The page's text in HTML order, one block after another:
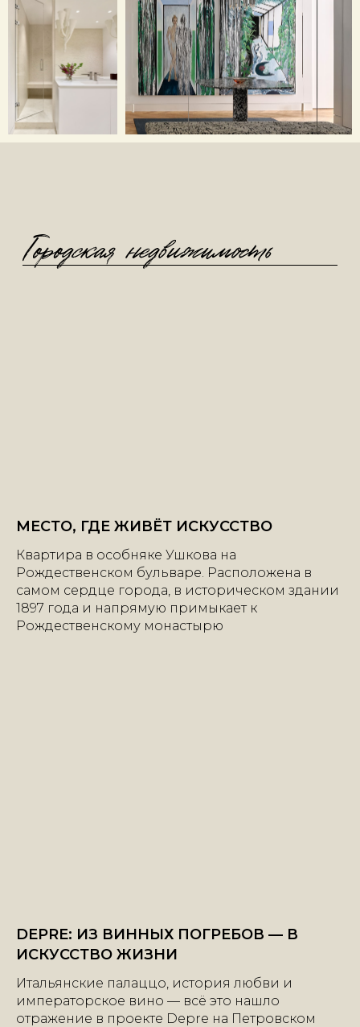
МЕСТО, ГДЕ ЖИВЁТ ИСКУССТВО
Квартира в особняке Ушкова на
Рождественском бульваре. Расположена в
самом сердце города, в историческом здании
1897 года и напрямую примыкает к
Рождественскому монастырю
DEPRE: ИЗ ВИННЫХ ПОГРЕБОВ — В
ИСКУССТВО ЖИЗНИ
Итальянские палаццо, история любви и
императорское вино — всё это нашло
отражение в проекте Depre на Петровском